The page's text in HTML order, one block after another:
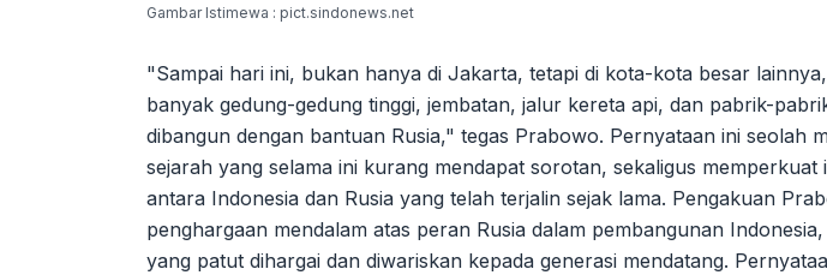
Gambar Istimewa : pict.sindonews.net
"Sampai hari ini, bukan hanya di Jakarta, tetapi di kota-kota besar
banyak gedung-gedung tinggi, jembatan, jalur kereta api, dan pabrik-
dibangun dengan bantuan Rusia," tegas Prabowo. Pernyataan ini seolah
sejarah yang selama ini kurang mendapat sorotan, sekaligus memperkuat
antara Indonesia dan Rusia yang telah terjalin sejak lama. Pengakuan
penghargaan mendalam atas peran Rusia dalam pembangunan
yang patut dihargai dan diwariskan kepada generasi mendatang.